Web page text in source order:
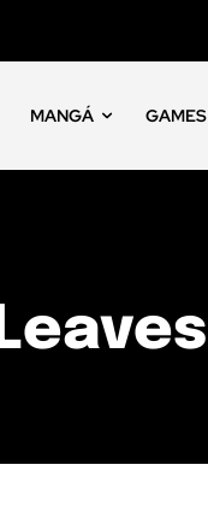
MANGÁ GAMES